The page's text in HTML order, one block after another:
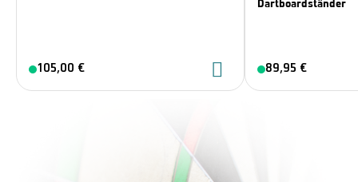
105,00 €
Dartboardständer
89,95 €